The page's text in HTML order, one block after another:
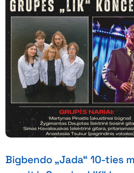
Bigbendo „Jada“ 10-ties